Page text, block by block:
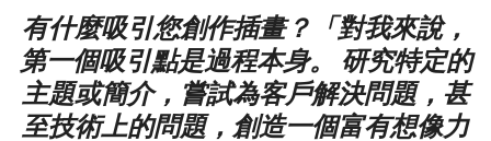
有什麼吸引您創作插畫？「對我來說，
第一個吸引點是過程本身。 研究特定的
主題或簡介，嘗試為客戶解決問題，甚
至技術上的問題，創造一個富有想像力